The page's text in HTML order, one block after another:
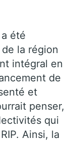
été
la région
intégral en
de
et
penser,
qui
Ainsi, la